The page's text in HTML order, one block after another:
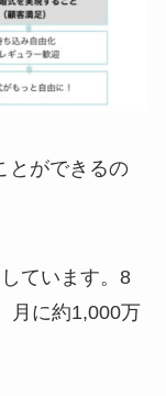
とができるの
ています。8
月に約1,000万